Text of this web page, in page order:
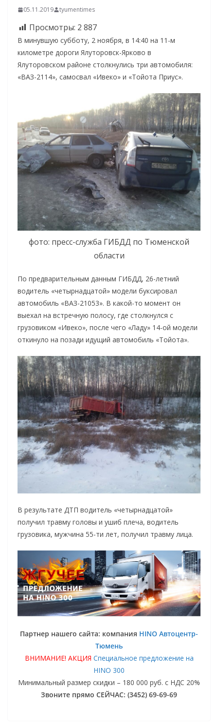
05.11.2019 tyumentimes
Просмотры: 2 887
В минувшую субботу, 2 ноября, в 14:40 на 11-м
километре дороги Ялуторовск-Ярково в
Ялуторовском районе столкнулись три автомобиля:
«ВАЗ-2114», самосвал «Ивеко» и «Тойота Приус».
фото: пресс-служба ГИБДД по Тюменской
области
По предварительным данным ГИБДД, 26-летний
водитель «четырнадцатой» модели буксировал
автомобиль «ВАЗ-21053». В какой-то момент он
выехал на встречную полосу, где столкнулся с
грузовиком «Ивеко», после чего «Ладу» 14-ой модели
откинуло на позади идущий автомобиль «Тойота».
В результате ДТП водитель «четырнадцатой»
получил травму головы и ушиб плеча, водитель
грузовика, мужчина 55-ти лет, получил травму лица.
Партнер нашего сайта: компания HINO Автоцентр-
Тюмень
ВНИМАНИЕ! АКЦИЯ Специальное предложение на
HINO 300
Минимальный размер скидки – 180 000 руб. с НДС 20%
Звоните прямо СЕЙЧАС: (3452) 69-69-69